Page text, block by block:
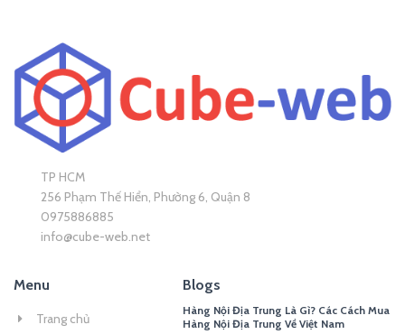
TP HCM
256 Phạm Thế Hiển, Phường 6, Quận 8
0975886885
info@cube-web.net
Menu
Trang chủ
Blogs
Hàng Nội Địa Trung Là Gì? Các Cách Mua
Hàng Nội Địa Trung Về Việt Nam